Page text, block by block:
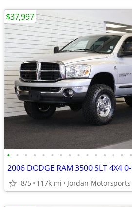
• • • • • • • • • • • • • • •
8/5 117k mi Jordan Motorsports
$37,997